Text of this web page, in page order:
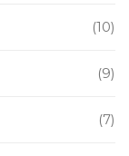
(10)
(9)
(7)